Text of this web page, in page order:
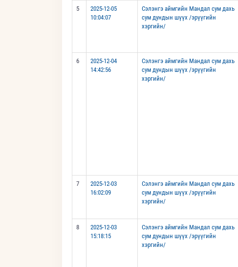
5
2025-12-05
10:04:07
Сэлэнгэ аймгийн Мандал сум дахь
сум дундын шүүх /эрүүгийн
хэргийн/
6
2025-12-04
14:42:56
Сэлэнгэ аймгийн Мандал сум дахь
сум дундын шүүх /эрүүгийн
хэргийн/
7
2025-12-03
16:02:09
Сэлэнгэ аймгийн Мандал сум дахь
сум дундын шүүх /эрүүгийн
хэргийн/
8
2025-12-03
15:18:15
Сэлэнгэ аймгийн Мандал сум дахь
сум дундын шүүх /эрүүгийн
хэргийн/